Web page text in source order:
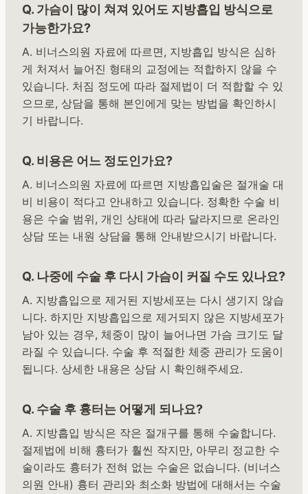
Q. 가슴이 많이 쳐져 있어도 지방흡입 방식으로
가능한가요?
A. 비너스의원 자료에 따르면, 지방흡입 방식은 심하
게 처져서 늘어진 형태의 교정에는 적합하지 않을 수
있습니다. 처짐 정도에 따라 절제법이 더 적합할 수 있
으므로, 상담을 통해 본인에게 맞는 방법을 확인하시
기 바랍니다.
Q. 비용은 어느 정도인가요?
A. 비너스의원 자료에 따르면 지방흡입술은 절개술 대
비 비용이 적다고 안내하고 있습니다. 정확한 수술 비
용은 수술 범위, 개인 상태에 따라 달라지므로 온라인
상담 또는 내원 상담을 통해 안내받으시기 바랍니다.
Q. 나중에 수술 후 다시 가슴이 커질 수도 있나요?
A. 지방흡입으로 제거된 지방세포는 다시 생기지 않습
니다. 하지만 지방흡입으로 제거되지 않은 지방세포가
남아 있는 경우, 체중이 많이 늘어나면 가슴 크기도 달
라질 수 있습니다. 수술 후 적절한 체중 관리가 도움이
됩니다. 상세한 내용은 상담 시 확인해주세요.
Q. 수술 후 흉터는 어떻게 되나요?
A. 지방흡입 방식은 작은 절개구를 통해 수술합니다.
절제법에 비해 흉터가 훨씬 작지만, 아무리 정교한 수
술이라도 흉터가 전혀 없는 수술은 없습니다. (비너스
의원 안내) 흉터 관리와 최소화 방법에 대해서는 수술